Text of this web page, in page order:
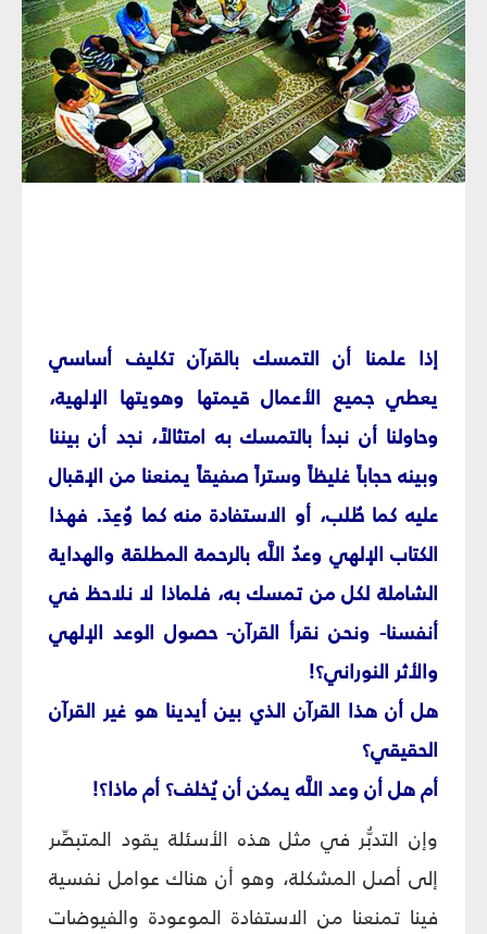
إذا علمنا أن التمسك بالقرآن تكليف أساسي
يعطي جميع الأعمال قيمتها وهويتها الإلهية،
وحاولنا أن نبدأ بالتمسك به امتثالاً، نجد أن بيننا
وبينه حجاباً غليظاً وستراً صفيقاً يمنعنا من الإقبال
عليه كما طُلب، أو الاستفادة منه كما وُعِدَ. فهذا
الكتاب الإلهي وعدُ اللَّه بالرحمة المطلقة والهداية
الشاملة لكل من تمسك به، فلماذا لا نلاحظ في
أنفسنا- ونحن نقرأ القرآن- حصول الوعد الإلهي
والأثر النوراني؟!
هل أن هذا القرآن الذي بين أيدينا هو غير القرآن
الحقيقي؟
أم هل أن وعد اللَّه يمكن أن يُخلف؟ أم ماذا؟!
وإن التدبُّر في مثل هذه الأسئلة يقود المتبصِّر
إلى أصل المشكلة، وهو أن هناك عوامل نفسية
فينا تمنعنا من الاستفادة الموعودة والفيوضات